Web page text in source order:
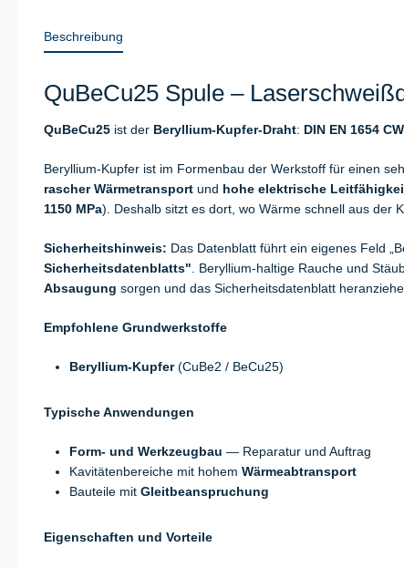
Beschreibung
QuBeCu25 Spule –
QuBeCu25 ist der Beryllium-Kupfer-Draht: DIN EN 1654
Beryllium-Kupfer ist im Formenbau der Werkstoff für einen
rascher Wärmetransport und hohe elektrische
1150 MPa). Deshalb sitzt es dort, wo Wärme schnell aus der
Sicherheitshinweis: Das Datenblatt führt ein eigenes Feld
Sicherheitsdatenblatts" . Beryllium-haltige Rauche und
Absaugung sorgen und das Sicherheitsdatenblatt
Empfohlene Grundwerkstoffe
Beryllium-Kupfer(CuBe2 / BeCu25)
Typische Anwendungen
Form- und Werkzeugbau — Reparatur und Auftrag
Kavitätenbereiche mit hohem Wärmeabtransport
Bauteile mit Gleitbeanspruchung
Eigenschaften und Vorteile